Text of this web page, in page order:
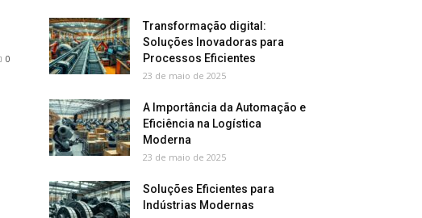
0
Transformação digital:
Soluções Inovadoras para
Processos Eficientes
23 de maio de 2025
A Importância da Automação e
Eficiência na Logística
Moderna
23 de maio de 2025
Soluções Eficientes para
Indústrias Modernas